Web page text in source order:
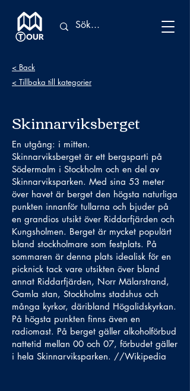
< Back
< Tillbaka till kategorier
Skinnarviksberget
En utgång: i mitten.
Skinnarviksberget är ett bergsparti på
Södermalm i Stockholm och en del av
Skinnarviksparken. Med sina 53 meter
över havet är berget den högsta naturliga
punkten innanför tullarna och bjuder på
en grandios utsikt över Riddarfjärden och
Kungsholmen. Berget är mycket populärt
bland stockholmare som festplats. På
sommaren är denna plats idealisk för en
picknick tack vare utsikten över bland
annat Riddarfjärden, Norr Mälarstrand,
Gamla stan, Stockholms stadshus och
många kyrkor, däribland Högalidskyrkan.
På högsta punkten finns även en
radiomast. På berget gäller alkoholförbud
nattetid mellan 00 och 07, förbudet gäller
i hela Skinnarviksparken. //Wikipedia